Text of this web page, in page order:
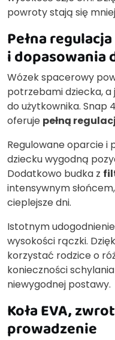
powroty stają się
Pełna
i dopasowania
Wózek spacerowy
potrzebami dziecka,
do użytkownika. Snap
oferuje pełną
Regulowane oparcie i
dziecku wygodną
Dodatkowo budka z
intensywnym
cieplejsze dni.
Istotnym
wysokości rączki.
korzystać rodzice o
konieczności
niewygodnej postawy.
Koła EVA,
prowadzenie